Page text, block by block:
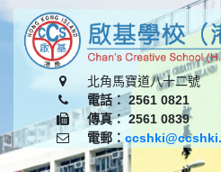
北角馬寶道八十二號
電話： 2561 0821
傳真： 2561 0839
電郵：